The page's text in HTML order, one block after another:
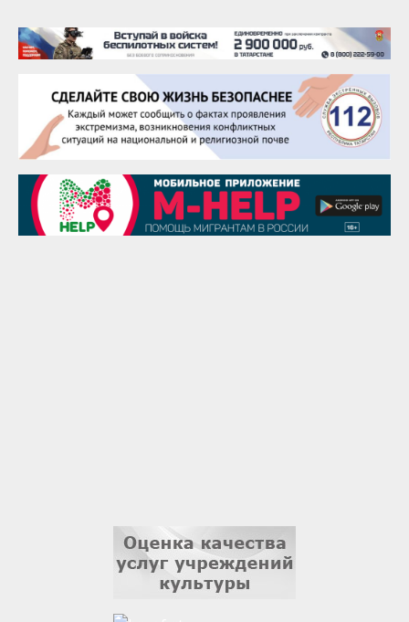
22 августа
Евгений Ефимов
25 августа
Сэсэгма Бубеева
28 августа
Чингиз Мустафаев
29 августа
Надежда Рослова